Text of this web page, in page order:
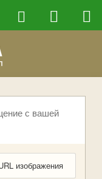
с вашей
изображения